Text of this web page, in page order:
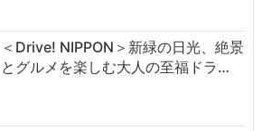
＜Drive! NIPPON＞新緑の日光、絶景
とグルメを楽しむ大人の至福ドラ…